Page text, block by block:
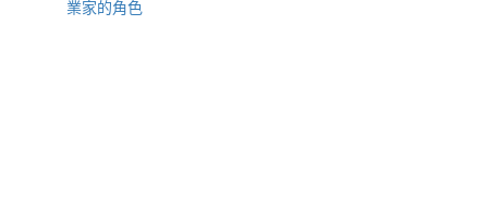
業家的角色